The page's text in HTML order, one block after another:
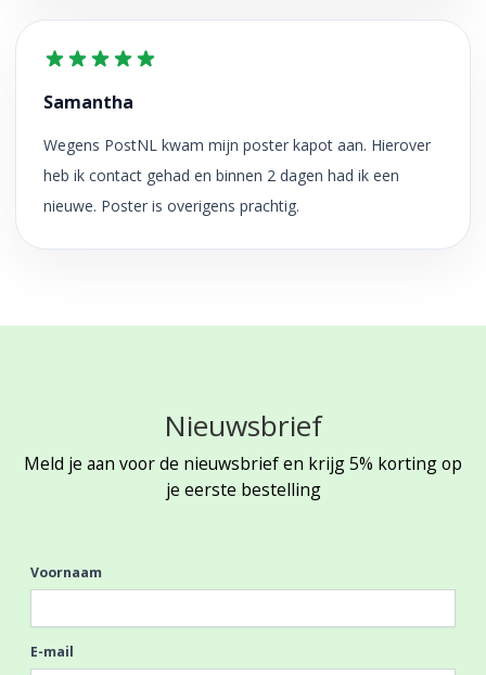
Samantha
Wegens PostNL kwam mijn poster kapot aan. Hierover
heb ik contact gehad en binnen 2 dagen had ik een
nieuwe. Poster is overigens prachtig.
Nieuwsbrief
Meld je aan voor de nieuwsbrief en krijg 5% korting op
je eerste bestelling
Voornaam
E-mail